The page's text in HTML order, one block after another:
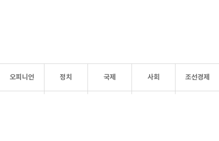
오피니언 정치 국제 사회 조선경제